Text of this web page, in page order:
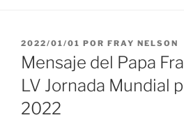
PUBLICADO
EL
2022/01/01 POR FRAY NELSON
Mensaje del Papa
LV Jornada Mundial
2022